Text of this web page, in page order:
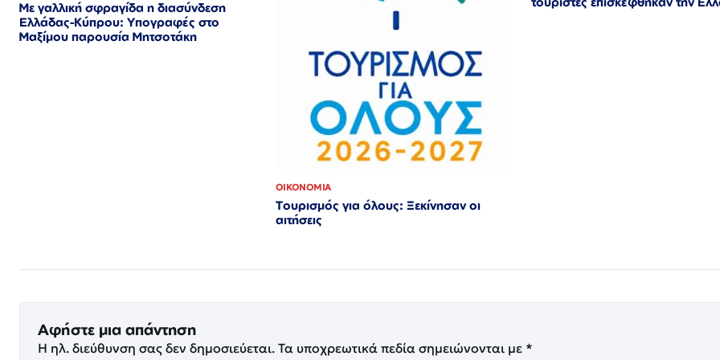
Με γαλλική σφραγίδα η διασύνδεση
Ελλάδας-Κύπρου: Υπογραφές στο
Μαξίμου παρουσία Μητσοτάκη
ΟΙΚΟΝΟΜΙΑ
Τουρισμός για όλους: Ξεκίνησαν οι
αιτήσεις
Αφήστε μια απάντηση
Η ηλ. διεύθυνση σας δεν δημοσιεύεται. Τα υποχρεωτικά πεδία σημειώνονται με *